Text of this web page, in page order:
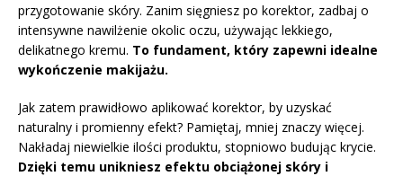
przygotowanie skóry. Zanim sięgniesz po korektor, zadbaj o
intensywne nawilżenie okolic oczu, używając lekkiego,
delikatnego kremu. To fundament, który zapewni idealne
wykończenie makijażu.
Jak zatem prawidłowo aplikować korektor, by uzyskać
naturalny i promienny efekt? Pamiętaj, mniej znaczy więcej.
Nakładaj niewielkie ilości produktu, stopniowo budując krycie.
Dzięki temu unikniesz efektu obciążonej skóry i